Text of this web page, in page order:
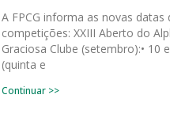
A FPCG informa as novas datas
competições: XXIII Aberto do
Graciosa Clube (setembro):• 10
(quinta e
Continuar >>